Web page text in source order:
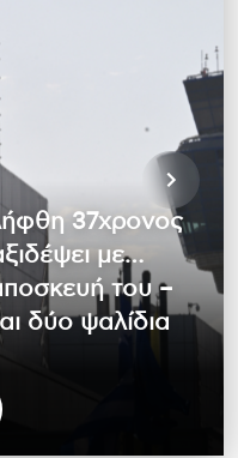
37χρονος
με…
του –
δύο ψαλίδια